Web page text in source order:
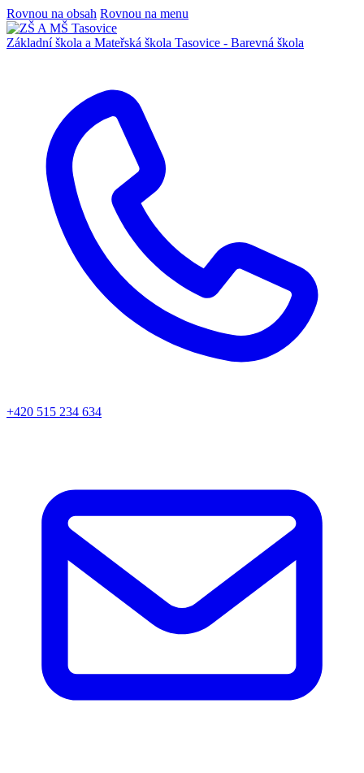
Rovnou na obsah Rovnou na menu
Základní škola a Mateřská škola Tasovice - Barevná škola
+420 515 234 634